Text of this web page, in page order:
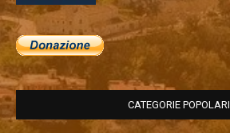
CATEGORIE POPOLARI